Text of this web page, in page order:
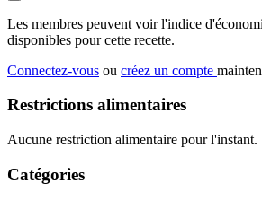
Les membres peuvent voir l'indice
disponibles pour cette recette.
Connectez-vous ou créez un compte
Restrictions alimentaires
Aucune restriction alimentaire pour l'instant.
Catégories